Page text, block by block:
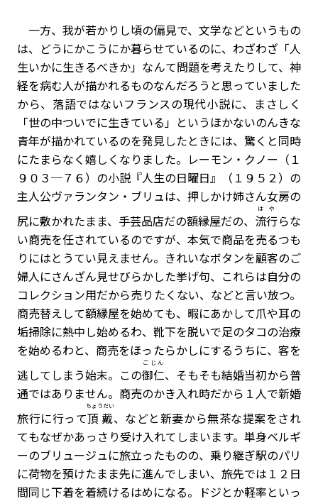
一方、我が若かりし頃の偏見で、文学などというもの
は、どうにかこうにか暮らせているのに、わざわざ「人
生いかに生きるべきか」なんて問題を考えたりして、神
経を病む人が描かれるものなんだろうと思っていました
から、落語ではないフランスの現代小説に、まさしく
「世の中ついでに生きている」というほかないのんきな
青年が描かれているのを発見したときには、驚くと同時
にたまらなく嬉しくなりました。レーモン・クノー（１
９０３─７６）の小説『人生の日曜日』（１９５２）の
主人公ヴァランタン・ブリュは、押しかけ姉さん女房の
尻に敷かれたまま、手芸品店だの額縁屋だの、 流行
はや
らな
い商売を任されているのですが、本気で商品を売るつも
りにはとうてい見えません。きれいなボタンを顧客のご
婦人にさんざん見せびらかした挙げ句、これらは自分の
コレクション用だから売りたくない、などと言い放つ。
商売替えして額縁屋を始めても、暇にあかして爪や耳の
垢掃除に熱中し始めるわ、靴下を脱いで足のタコの治療
を始めるわと、商売をほったらかしにするうちに、客を
逃してしまう始末。この御仁
ごじん
、そもそも結婚当初から普
通ではありません。商売のかき入れ時だから１人で新婚
旅行に行って頂戴
ちょうだい
、などと新妻から無茶な提案をされ
てもなぜかあっさり受け入れてしまいます。単身ベルギ
ーのブリュージュに旅立ったものの、乗り継ぎ駅のパリ
に荷物を預けたまま先に進んでしまい、旅先では１２日
間同じ下着を着続けるはめになる。ドジとか軽率といっ